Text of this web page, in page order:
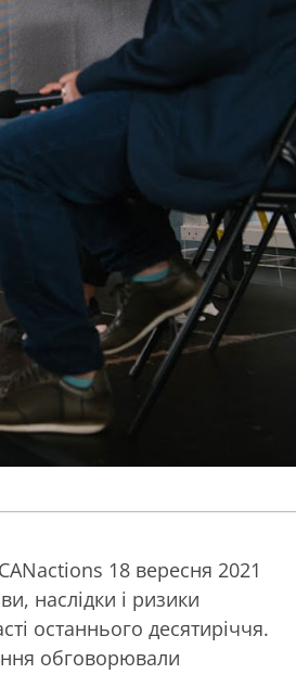
18 вересня 2021
наслідки і ризики
останнього десятиріччя.
обговорювали